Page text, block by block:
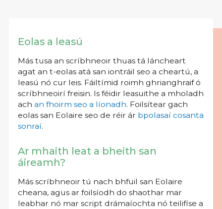
Eolas a leasú
Más tusa an scríbhneoir thuas tá láncheart
agat an t-eolas atá san iontráil seo a cheartú, a
leasú nó cur leis. Fáiltímid roimh ghrianghraif ó
scríbhneoirí freisin. Is féidir leasuithe a mholadh
ach an fhoirm seo a líonadh. Foilsítear gach
eolas san Eolaire seo de réir ár bpolasaí cosanta
sonraí.
Ar mhaith leat a bheith san
áireamh?
Más scríbhneoir tú nach bhfuil san Eolaire
cheana, agus ar foilsíodh do shaothar mar
leabhar nó mar script drámaíochta nó teilifíse a